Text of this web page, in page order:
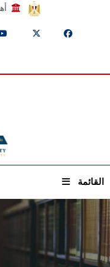
القائمة